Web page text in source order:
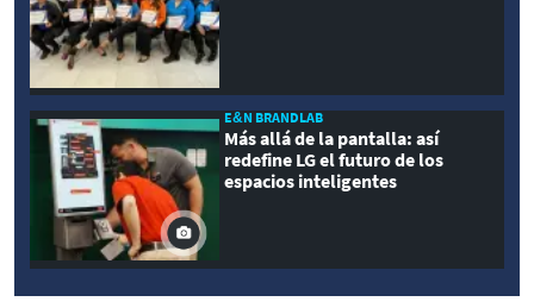
E&N BRANDLAB
Más allá de la pantalla: así
redefine LG el futuro de los
espacios inteligentes